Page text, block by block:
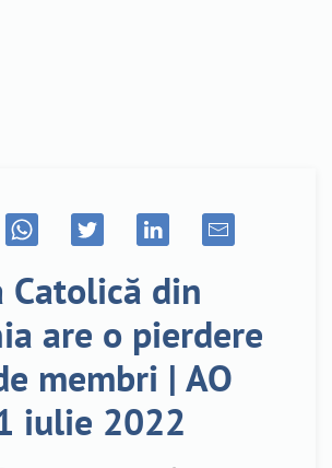
Catolică din
are o pierdere
membri | AO
iulie 2022